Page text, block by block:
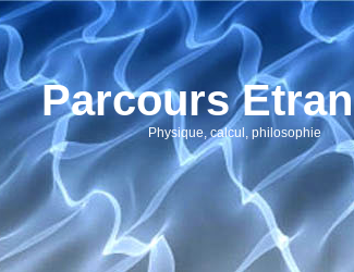
Parcours
Physique, calcul, philosophie